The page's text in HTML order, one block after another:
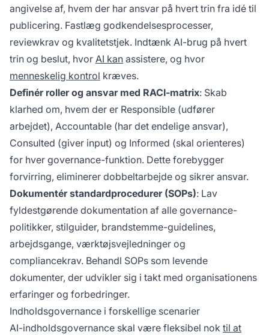
angivelse af, hvem der har ansvar på hvert trin fra idé til
publicering. Fastlæg godkendelsesprocesser,
reviewkrav og kvalitetstjek. Indtænk AI-brug på hvert
trin og beslut, hvor AI kan assistere, og hvor
menneskelig kontrol kræves.
Definér roller og ansvar med RACI-matrix: Skab
klarhed om, hvem der er Responsible (udfører
arbejdet), Accountable (har det endelige ansvar),
Consulted (giver input) og Informed (skal orienteres)
for hver governance-funktion. Dette forebygger
forvirring, eliminerer dobbeltarbejde og sikrer ansvar.
Dokumentér standardprocedurer (SOPs): Lav
fyldestgørende dokumentation af alle governance-
politikker, stilguider, brandstemme-guidelines,
arbejdsgange, værktøjsvejledninger og
compliancekrav. Behandl SOPs som levende
dokumenter, der udvikler sig i takt med organisationens
erfaringer og forbedringer.
Indholdsgovernance i forskellige scenarier
AI-indholdsgovernance skal være fleksibel nok til at